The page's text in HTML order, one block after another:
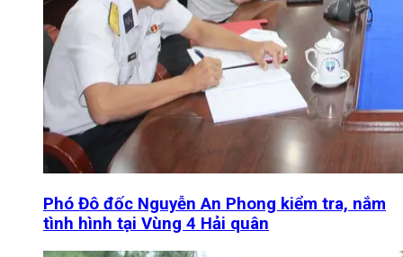
Phó Đô đốc Nguyễn An Phong kiểm tra, nắm
tình hình tại Vùng 4 Hải quân